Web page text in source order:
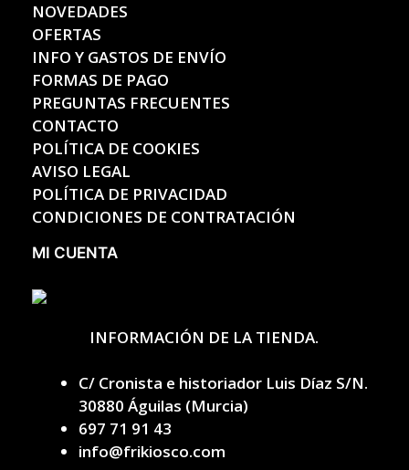
NOVEDADES
OFERTAS
INFO Y GASTOS DE ENVÍO
FORMAS DE PAGO
PREGUNTAS FRECUENTES
CONTACTO
POLÍTICA DE COOKIES
AVISO LEGAL
POLÍTICA DE PRIVACIDAD
CONDICIONES DE CONTRATACIÓN
MI CUENTA
INFORMACIÓN DE LA TIENDA.
C/ Cronista e historiador Luis Díaz S/N.
30880 Águilas (Murcia)
697 71 91 43
info@frikiosco.com